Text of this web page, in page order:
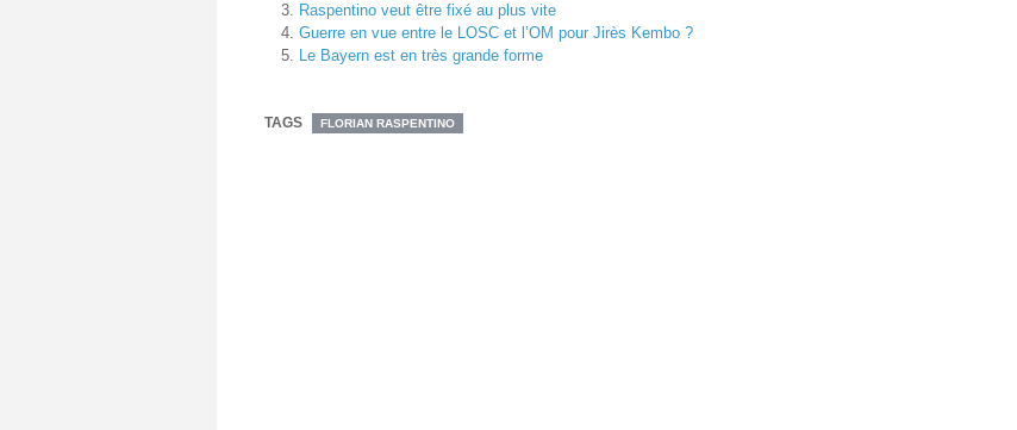
Raspentino veut être fixé au plus vite
Guerre en vue entre le LOSC et l’OM pour Jirès Kembo ?
Le Bayern est en très grande forme
TAGS FLORIAN RASPENTINO